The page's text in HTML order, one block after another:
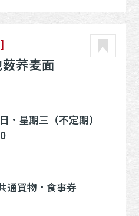
荞麦面
・星期三（不定期）
通買物・食事券